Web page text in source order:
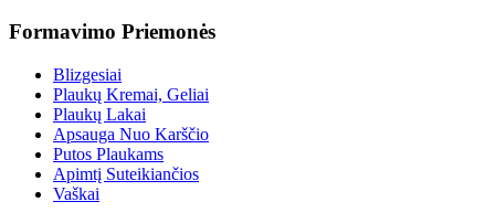
Formavimo Priemonės
Blizgesiai
Plaukų Kremai, Geliai
Plaukų Lakai
Apsauga Nuo Karščio
Putos Plaukams
Apimtį Suteikiančios
Vaškai